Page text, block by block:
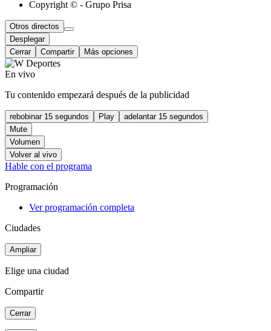
Copyright © - Grupo Prisa
Otros directos
Desplegar
Cerrar
Compartir Más opciones
En vivo
Tu contenido empezará después de la publicidad
rebobinar 15 segundos Play
adelantar 15 segundos
Mute
Volumen
Volver al vivo
Hable con el programa
Programación
Ver programación completa
Ciudades
Ampliar
Elige una ciudad
Compartir
Cerrar